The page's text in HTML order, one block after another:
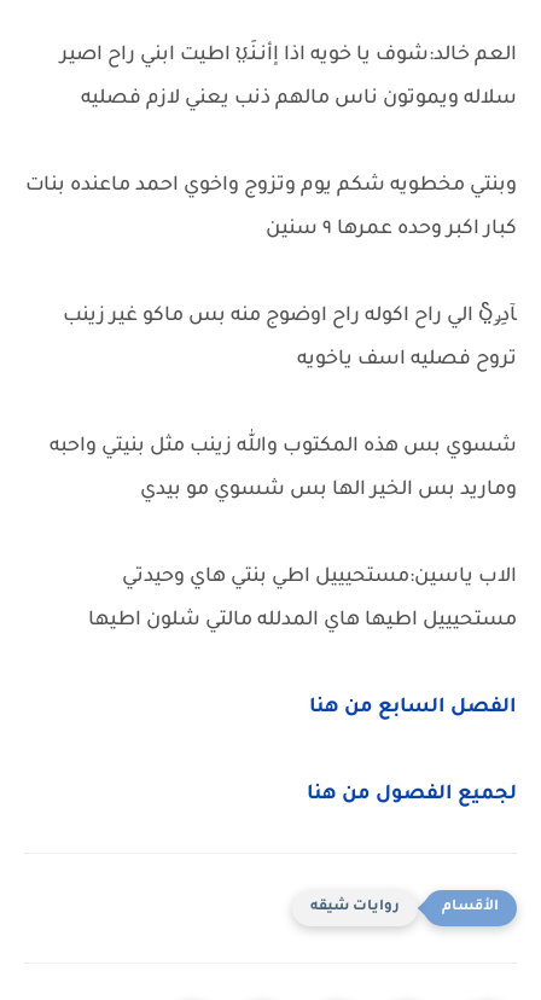
العم خالد:شوف يا خويه اذا إأنـنَـʊ̤ اطيت ابني راح اصير
سلاله ويموتون ناس مالهم ذنب يعني لازم فصليه
وبنتي مخطويه شكم يوم وتزوج واخوي احمد ماعنده بنات
كبار اكبر وحده عمرها ٩ سنين
ﺂدِݛჂ̤ الي راح اكوله راح اوضوج منه بس ماكو غير زينب
تروح فصليه اسف ياخويه
شسوي بس هذه المكتوب والله زينب مثل بنيتي واحبه
وماريد بس الخير الها بس شسوي مو بيدي
الاب ياسين:مستحيييل اطي بنتي هاي وحيدتي
مستحيييل اطيها هاي المدلله مالتي شلون اطيها
الفصل السابع من هنا
لجميع الفصول من هنا
روايات شيقه